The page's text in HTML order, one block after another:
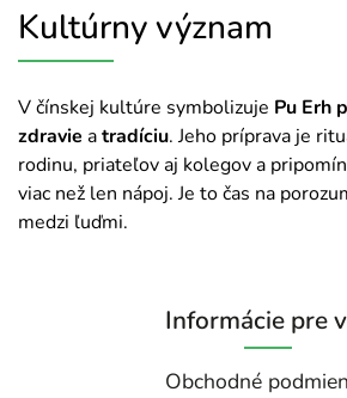
Kultúrny význam
V čínskej kultúre symbolizuje Pu Erh
zdravie atradíciu. Jeho príprava je
rodinu, priateľov aj kolegov a
viac než len nápoj. Je to čas na
medzi ľuďmi.
Informácie pre
Obchodné